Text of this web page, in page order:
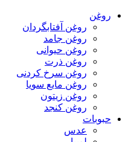
روغن
روغن آفتابگردان
روغن جامد
روغن حیوانی
روغن ذرت
روغن سرخ کردنی
روغن مایع سویا
روغن زیتون
روغن کنجد
حبوبات
عدس